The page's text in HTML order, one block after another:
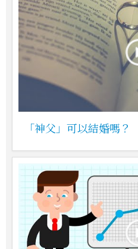
「神父」可以結婚嗎？